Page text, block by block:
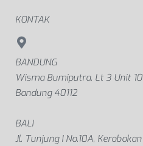
KONTAK
BANDUNG
Wisma Bumiputra. Lt 3 Unit 10
Bandung 40112
BALI
Jl. Tunjung I No.10A,